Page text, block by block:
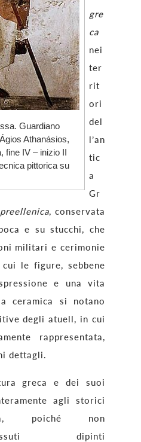
Guardiano
Athanásios,
fine IV – inizio II
pittorica su
gre
ca
nei
ter
rit
ori
del
l’an
tic
a
Gr
preellenica , conservata
e su stucchi, che
militari e cerimonie
le figure, sebbene
e una vita
ceramica si notano
degli atuell, in cui
rappresentata,
dettagli.
greca e dei suoi
agli storici
poiché non
dipinti